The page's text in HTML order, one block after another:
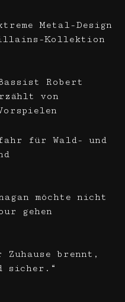
Metal-Design
Kollektion
Robert
von
für Wald- und
möchte nicht
gehen
Zuhause brennt,
sicher.“